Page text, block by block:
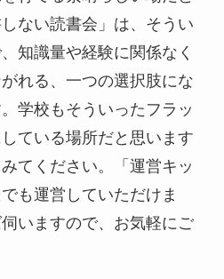
ない読書会」は、そうい
知識量や経験に関係なく
れる、一つの選択肢にな
学校もそういったフラッ
ている場所だと思います
てください。「運営キッ
も運営していただけま
いますので、お気軽にご